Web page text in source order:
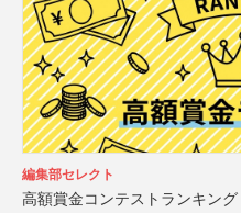
編集部セレクト
高額賞金コンテストランキング